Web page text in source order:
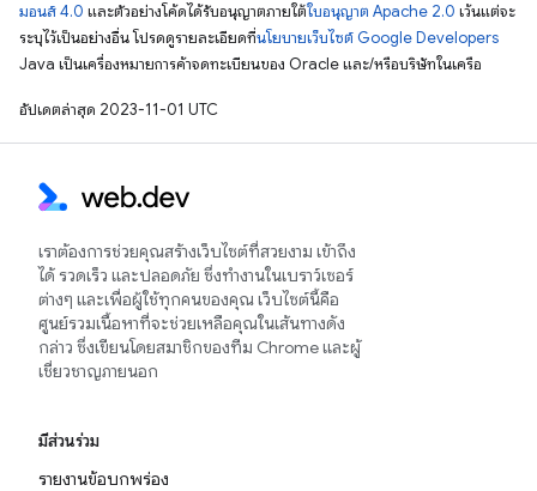
มอนส์ 4.0 และตัวอย่างโค้ดได้รับอนุญาตภายใต้ใบอนุญาต Apache 2.0 เว้นแต่จะ
ระบุไว้เป็นอย่างอื่น โปรดดูรายละเอียดที่นโยบายเว็บไซต์ Google Developers
Java เป็นเครื่องหมายการค้าจดทะเบียนของ Oracle และ/หรือบริษัทในเครือ
อัปเดตล่าสุด 2023-11-01 UTC
เราต้องการช่วยคุณสร้างเว็บไซต์ที่สวยงาม เข้าถึง
ได้ รวดเร็ว และปลอดภัย ซึ่งทำงานในเบราว์เซอร์
ต่างๆ และเพื่อผู้ใช้ทุกคนของคุณ เว็บไซต์นี้คือ
ศูนย์รวมเนื้อหาที่จะช่วยเหลือคุณในเส้นทางดัง
กล่าว ซึ่งเขียนโดยสมาชิกของทีม Chrome และผู้
เชี่ยวชาญภายนอก
มีส่วนร่วม
รายงานข้อบกพร่อง